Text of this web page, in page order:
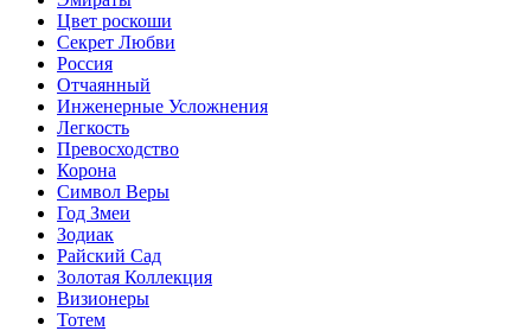
Цвет роскоши
Секрет Любви
Россия
Отчаянный
Инженерные Усложнения
Легкость
Превосходство
Корона
Символ Веры
Год Змеи
Зодиак
Райский Сад
Золотая Коллекция
Визионеры
Тотем